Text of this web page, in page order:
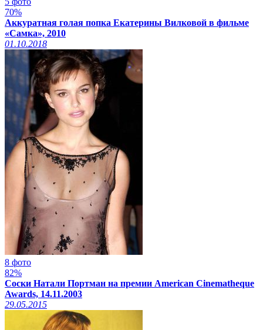
70%
Аккуратная голая попка Екатерины Вилковой в фильме
«Самка», 2010
01.10.2018
8 фото
82%
Соски Натали Портман на премии American Cinematheque
Awards, 14.11.2003
29.05.2015